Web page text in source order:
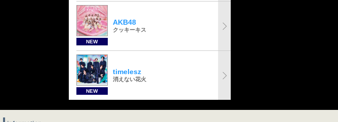
NEW
AKB48
クッキーキス
NEW
timelesz
消えない花火